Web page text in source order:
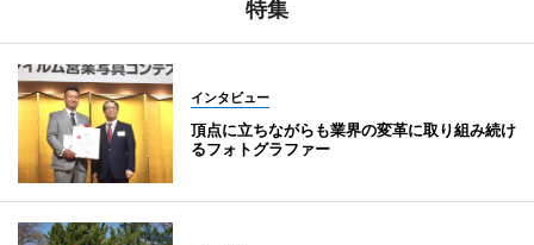
特集
インタビュー
頂点に立ちながらも業界の変革に取り組み続け
るフォトグラファー